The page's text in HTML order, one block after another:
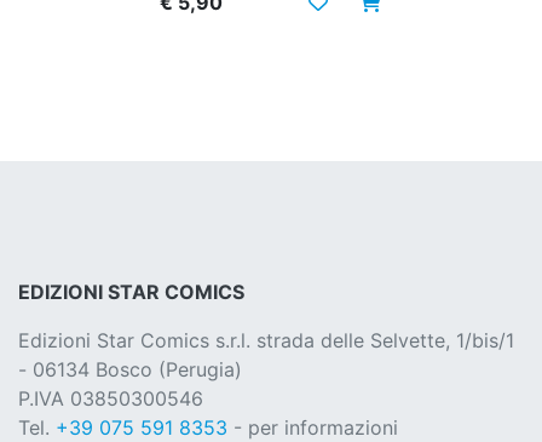
EDIZIONI STAR COMICS
Edizioni Star Comics s.r.l. strada delle Selvette, 1/bis/1
- 06134 Bosco (Perugia)
P.IVA 03850300546
Tel. +39 075 591 8353 - per informazioni